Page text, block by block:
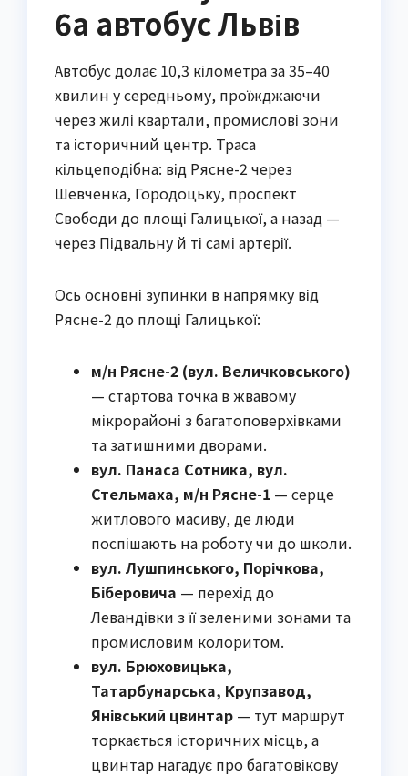
6а автобус Львів
Автобус долає 10,3 кілометра за 35–40
хвилин у середньому, проїжджаючи
через жилі квартали, промислові зони
та історичний центр. Траса
кільцеподібна: від Рясне-2 через
Шевченка, Городоцьку, проспект
Свободи до площі Галицької, а назад —
через Підвальну й ті самі артерії.
Ось основні зупинки в напрямку від
Рясне-2 до площі Галицької:
м/н Рясне-2 (вул. Величковського)
— стартова точка в жвавому
мікрорайоні з багатоповерхівками
та затишними дворами.
вул. Панаса Сотника, вул.
Стельмаха, м/н Рясне-1 — серце
житлового масиву, де люди
поспішають на роботу чи до школи.
вул. Лушпинського, Порічкова,
Біберовича — перехід до
Левандівки з її зеленими зонами та
промисловим колоритом.
вул. Брюховицька,
Татарбунарська, Крупзавод,
Янівський цвинтар — тут маршрут
торкається історичних місць, а
цвинтар нагадує про багатовікову